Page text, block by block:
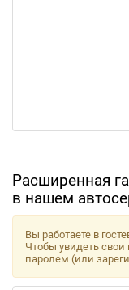
Расширенная
в нашем
Вы работаете в
Чтобы увидеть
паролем (или